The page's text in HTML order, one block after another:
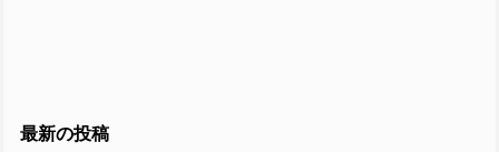
最新の投稿